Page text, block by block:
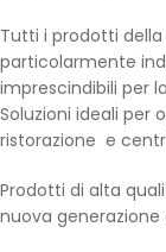
Tutti i prodotti della
particolarmente
imprescindibili per
Soluzioni ideali per
ristorazione e
Prodotti di alta
nuova